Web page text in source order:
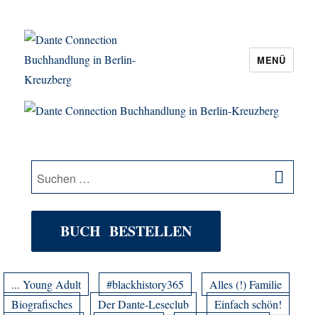
Dante Connection Buchhandlung in
MENÜ
Suche
nach:
BUCH BESTELLEN
... Young Adult #blackhistory365
Alles (!) Familie
Biografisches
Der Dante-Leseclub
Einfach schön!